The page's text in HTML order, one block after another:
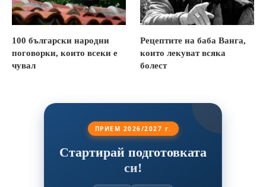
100 български народни
поговорки, които всеки е
чувал
Рецептите на баба Ванга,
които лекуват всяка
болест
ПРИЕМ 2026/2027 г.
Стартирай подготовката
си!